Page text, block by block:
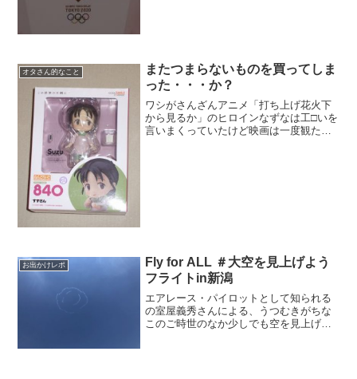
オタさん的なこと
またつまらないものを買ってしま
った・・・か？
ワシがさんざんアニメ「打ち上げ花火下
から見るか」のヒロインなずなは工□いを
言いまくっていたけど映画は一度観た以
お出かけレポ
Fly for ALL ＃大空を見上げよう
フライトin新潟
エアレース・パイロットとして知られる
の室屋義秀さんによる、うつむきがちな
このご時世のなか少しでも空を見上げて